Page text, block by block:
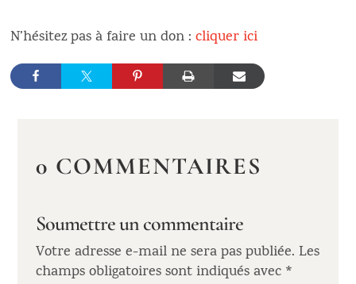
N’hésitez pas à faire un don :cliquer ici
0 COMMENTAIRES
Soumettre un commentaire
Votre adresse e-mail ne sera pas publiée. Les
champs obligatoires sont indiqués avec *